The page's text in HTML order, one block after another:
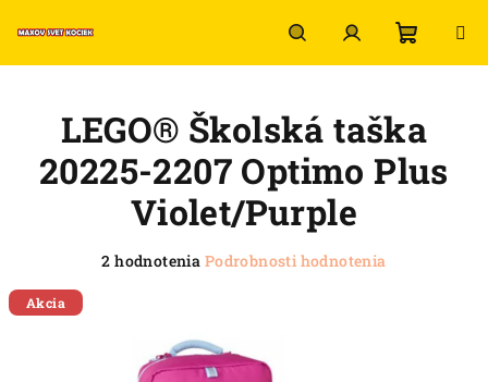
na
HľadaťPrihlásenie
košík
LEGO® Školská taška
20225-2207 Optimo Plus
Violet/Purple
Priemerné
2 hodnotenia Podrobnosti hodnotenia
Akcia